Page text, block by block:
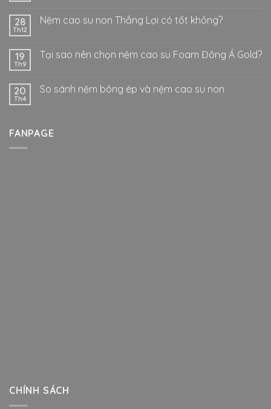
28
Th12
Nệm cao su non Thắng Lợi có tốt không?
19
Th9
Tại sao nên chọn nệm cao su Foam Đông Á Gold?
20
Th4
So sánh nệm bông ép và nệm cao su non
FANPAGE
CHÍNH SÁCH